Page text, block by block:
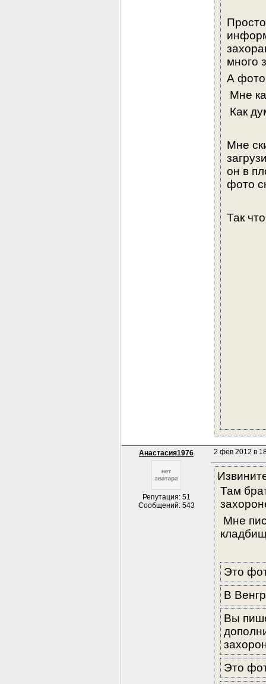
много
А фото
Мне
Как
Мне
он в
фото
Так
Анастасия1976
Репутация: 51
Сообщений: 543
2 фев 2012 в
Там
Мне
Это
В
Вы
Это